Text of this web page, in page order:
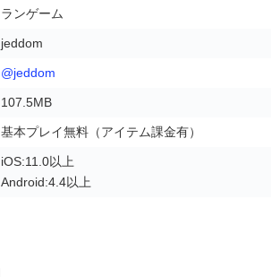
ランゲーム
jeddom
@jeddom
107.5MB
基本プレイ無料（アイテム課金有）
iOS:11.0以上
Android:4.4以上